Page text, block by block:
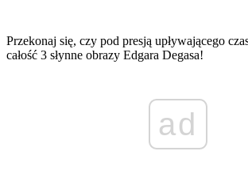
Przekonaj się, czy pod presją upływającego
całość 3 słynne obrazy Edgara Degasa!
ad